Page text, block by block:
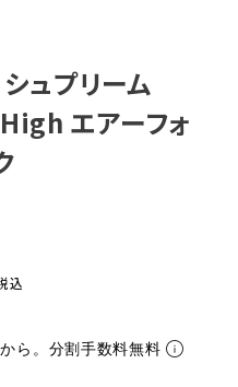
プリーム
エアーフォ
込
から。分割手数料無料